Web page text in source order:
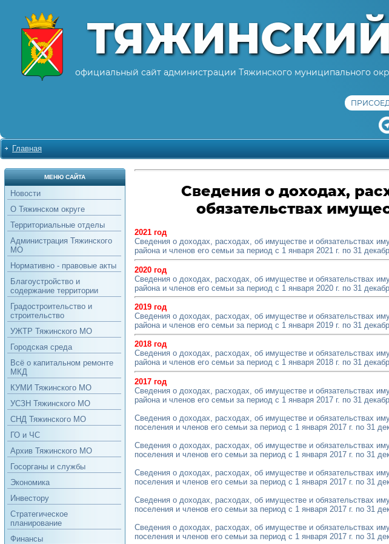
официальный сайт администрации Тяжинского муниципального
Главная
МЕНЮ САЙТА
Новости
О Тяжинском округе
Территориальные отделы
Администрация Тяжинского
МО
Нормативно - правовые акты
Благоустройство и
содержание территории
Градостроительство и
строительство
УЖТР Тяжинского МО
Городская среда
Всё о капитальном ремонте
МКД
КУМИ Тяжинского МО
УСЗН Тяжинского МО
СНД Тяжинского МО
ГО и ЧС
Архив Тяжинского МО
Госорганы и службы
Экономика
Инвестору
Стратегическое
планирование
Финансы
Сведения о доходах,
обязательствах
2021 год
Сведения о доходах, расходах, об имуществе и обязательствах
района и членов его семьи за период с 1 января 2021 г. по 31
2020 год
Сведения о доходах, расходах, об имуществе и обязательствах
района и членов его семьи за период с 1 января 2020 г. по 31
2019 год
Сведения о доходах, расходах, об имуществе и обязательствах
района и членов его семьи за период с 1 января 2019 г. по 31
2018 год
Сведения о доходах, расходах, об имуществе и обязательствах
района и членов его семьи за период с 1 января 2018 г. по 31
2017 год
Сведения о доходах, расходах, об имуществе и обязательствах
района и членов его семьи за период с 1 января 2017 г. по 31
Сведения о доходах, расходах, об имуществе и обязательствах
поселения и членов его семьи за период с 1 января 2017 г. по 31
Сведения о доходах, расходах, об имуществе и обязательствах
поселения и членов его семьи за период с 1 января 2017 г. по 31
Сведения о доходах, расходах, об имуществе и обязательствах
поселения и членов его семьи за период с 1 января 2017 г. по 31
Сведения о доходах, расходах, об имуществе и обязательствах
поселения и членов его семьи за период с 1 января 2017 г. по 31
Сведения о доходах, расходах, об имуществе и обязательствах
поселения и членов его семьи за период с 1 января 2017 г. по 31